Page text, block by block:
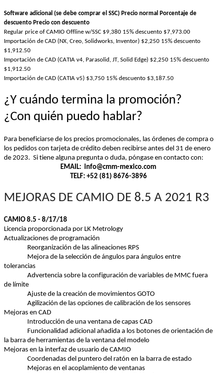
Software adicional (se debe comprar el SSC) Precio normal Porcentaje
descuento Precio con descuento
Regular price of CAMIO Offline w/SSC $9,380 15% descuento $7,973.00
Importación de CAD (NX, Creo, Solidworks, Inventor) $2,250 15% descuento
$1,912.50
Importación de CAD (CATIA v4, Parasolid, JT, Solid Edge) $2,250 15% descuento
$1,912.50
Importación de CAD (CATIA v5) $3,750 15% descuento $3,187.50
¿Y cuándo termina la promoción
¿Con quién puedo hablar?
Para beneficiarse de los precios promocionales, las órdenes de compra
los pedidos con tarjeta de crédito deben recibirse antes del 31 de enero
de 2023. Si tiene alguna pregunta o duda, póngase en contacto con:
EMAIL: info@cmm-mexico.com
TELF: +52 (81) 8676-3896
MEJORAS DE CAMIO DE 8.5 A 2021 R3
CAMIO 8.5 - 8/17/18
Licencia proporcionada por LK Metrology
Actualizaciones de programación
Reorganización de las alineaciones RPS
Mejora de la selección de ángulos para ángulos
tolerancias
Advertencia sobre la configuración de variables de MMC fuera
de límite
Ajuste de la creación de movimientos GOTO
Agilización de las opciones de calibración de los sensores
Mejoras en CAD
Introducción de una ventana de capas CAD
Funcionalidad adicional añadida a los botones de orientación de
la barra de herramientas de la ventana del modelo
Mejoras en la interfaz de usuario de CAMIO
Coordenadas del puntero del ratón en la barra de estado
Mejoras en el acoplamiento de ventanas